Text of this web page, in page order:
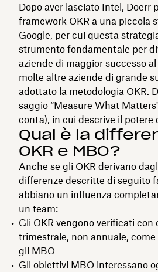
Dopo aver lasciato Intel, Doerr
framework OKR a una piccola
Google, per cui questa
strumento fondamentale per
aziende di maggior successo
molte altre aziende di grande
adottato la metodologia OKR.
saggio “Measure What
conta), in cui descrive il potere
Qual è la
OKR e MBO?
Anche se gli OKR derivano
differenze descritte di seguito
abbiano un influenza
un team:
Gli OKR vengono verificati con
trimestrale, non annuale,
gli MBO
Gli obiettivi MBO interessano